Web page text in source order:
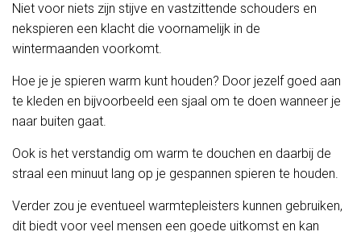
Niet voor niets zijn stijve en vastzittende schouders en
nekspieren een klacht die voornamelijk in de
wintermaanden voorkomt.
Hoe je je spieren warm kunt houden? Door jezelf goed aan
te kleden en bijvoorbeeld een sjaal om te doen wanneer je
naar buiten gaat.
Ook is het verstandig om warm te douchen en daarbij de
straal een minuut lang op je gespannen spieren te houden.
Verder zou je eventueel warmtepleisters kunnen gebruiken,
dit biedt voor veel mensen een goede uitkomst en kan